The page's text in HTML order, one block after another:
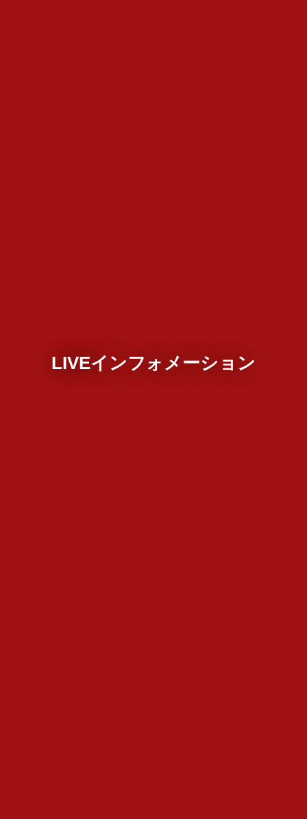
LIVEインフォメーション